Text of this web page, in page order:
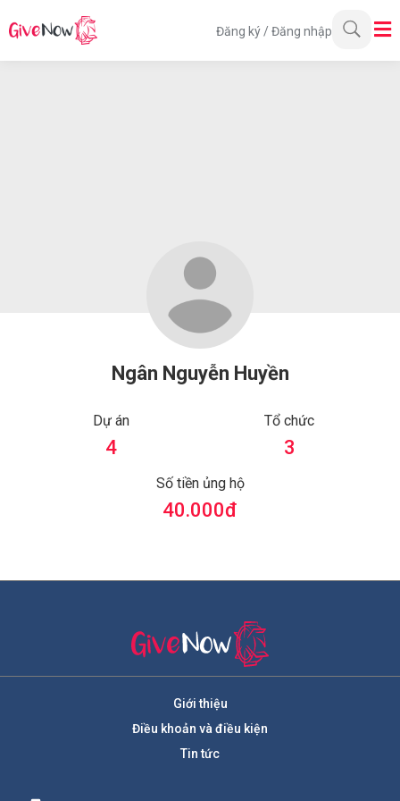
Đăng ký /Đăng nhập
Ngân Nguyễn Huyền
Dự án
4
Tổ chức
3
Số tiền ủng hộ
40.000đ
Giới thiệu
Điều khoản và điều kiện
Tin tức